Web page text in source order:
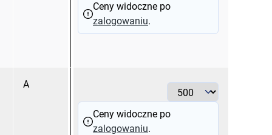
Ceny widoczne po
zalogowaniu.
A 0,50 HL
Ceny widoczne po
zalogowaniu.